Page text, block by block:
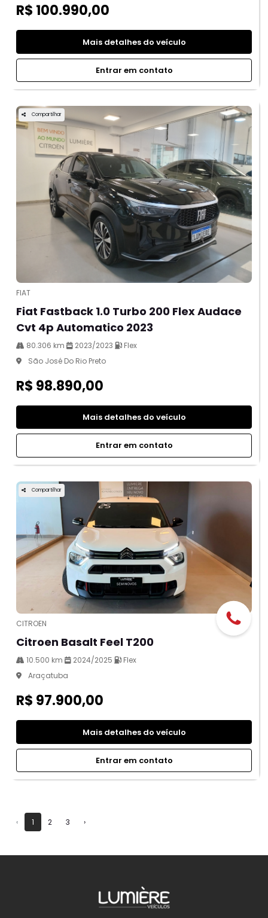
R$ 100.990,00
Mais detalhes do veículo
Entrar em contato
Compartilhar
FIAT
Fiat Fastback 1.0 Turbo 200 Flex Audace
Cvt 4p Automatico 2023
80.306 km 2023/2023
Flex
São José Do Rio Preto
R$ 98.890,00
Mais detalhes do veículo
Entrar em contato
Compartilhar
CITROEN
Citroen Basalt Feel T200
10.500 km 2024/2025
Flex
Araçatuba
R$ 97.900,00
Mais detalhes do veículo
Entrar em contato
‹ 1 2 3 ›